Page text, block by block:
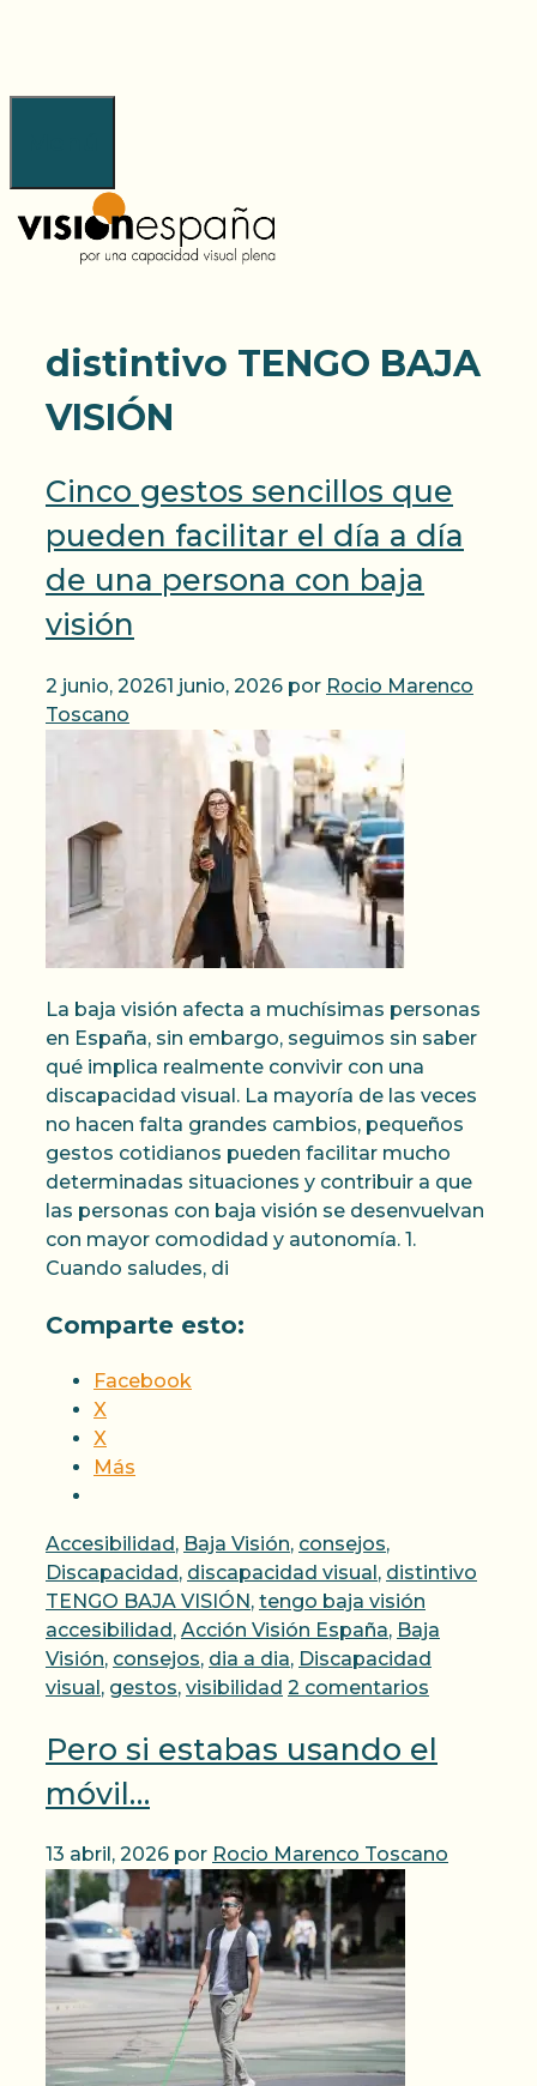
distintivo TENGO BAJA
VISIÓN
Cinco gestos sencillos que
pueden facilitar el día a día
de una persona con baja
visión
2 junio, 20261 junio, 2026 por Rocio Marenco
Toscano
La baja visión afecta a muchísimas personas
en España, sin embargo, seguimos sin saber
qué implica realmente convivir con una
discapacidad visual. La mayoría de las veces
no hacen falta grandes cambios, pequeños
gestos cotidianos pueden facilitar mucho
determinadas situaciones y contribuir a que
las personas con baja visión se desenvuelvan
con mayor comodidad y autonomía. 1.
Cuando saludes, di
Comparte esto:
Facebook
X
X
Más
Categorías
Accesibilidad, Baja Visión, consejos,
Discapacidad, discapacidad visual, distintivo
TENGO BAJA VISIÓN, tengo baja visión
accesibilidad, Acción Visión España, Baja
Visión, consejos, dia a dia, Discapacidad
visual, gestos, visibilidad 2 comentarios
Pero si estabas usando el
móvil…
13 abril, 2026 por Rocio Marenco Toscano